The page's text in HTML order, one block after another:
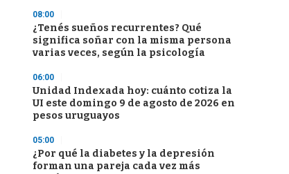
08:00
¿Tenés sueños recurrentes? Qué
significa soñar con la misma persona
varias veces, según la psicología
06:00
Unidad Indexada hoy: cuánto cotiza la
UI este domingo 9 de agosto de 2026 en
pesos uruguayos
05:00
¿Por qué la diabetes y la depresión
forman una pareja cada vez más